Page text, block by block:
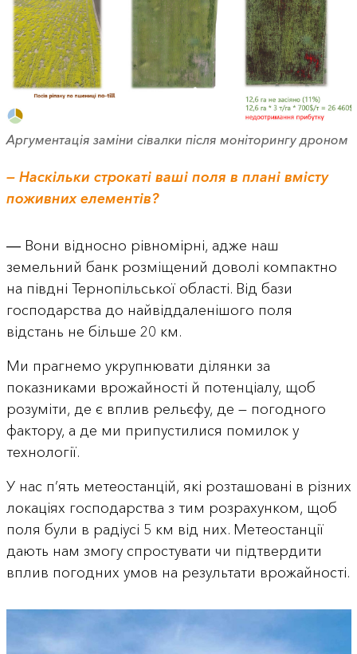
Аргументація заміни сівалки після моніторингу дроном
— Наскільки строкаті ваші поля в плані вмісту
поживних елементів?
― Вони відносно рівномірні, адже наш
земельний банк розміщений доволі компактно
на півдні Тернопільської області. Від бази
господарства до найвіддаленішого поля
відстань не більше 20 км.
Ми прагнемо укрупнювати ділянки за
показниками врожайності й потенціалу, щоб
розуміти, де є вплив рельєфу, де — погодного
фактору, а де ми припустилися помилок у
технології.
У нас п’ять метеостанцій, які розташовані в різних
локаціях господарства з тим розрахунком, щоб
поля були в радіусі 5 км від них. Метеостанції
дають нам змогу спростувати чи підтвердити
вплив погодних умов на результати врожайності.